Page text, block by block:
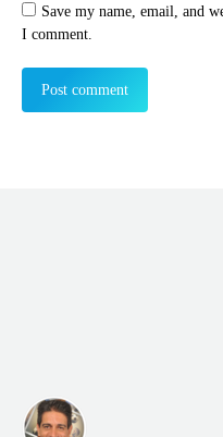
Save my name, email, and
I comment.
Post comment